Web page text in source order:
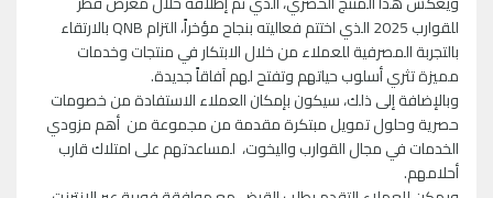
للقوارب 2025 الذي اختتم فعاليته بنجاح مؤخراً، التزام QNB بالارتقاء
بالتجربة المصرفية للعملاء من خلال الابتكار في منتجات وخدمات
مميزة تثري أسلوب حياتهم وتفتح لهم آفاقاً جديدة.
وبالإضافة إلى ذلك، سيكون بإمكان العملاء الاستفادة من خصومات
حصرية وحلول تمويل مبتكرة مقدمة من مجموعة من أهم مزودي
الخدمات في مجال القوارب واليخوت، لمساعدتهم على امتلاك قارب
أحلامهم.